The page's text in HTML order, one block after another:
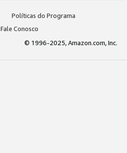
Políticas do Programa
Fale Conosco
© 1996-2025, Amazon.com, Inc.